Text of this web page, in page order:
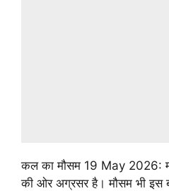
कल का मौसम 19 May 2026:
की ओर अग्रसर है। मौसम भी इस